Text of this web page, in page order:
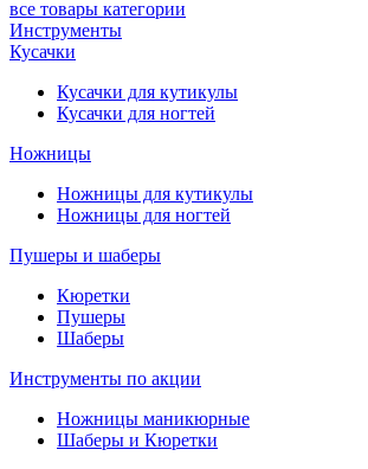
все товары категории
Инструменты
Кусачки
Кусачки для кутикулы
Кусачки для ногтей
Ножницы
Ножницы для кутикулы
Ножницы для ногтей
Пушеры и шаберы
Кюретки
Пушеры
Шаберы
Инструменты по акции
Ножницы маникюрные
Шаберы и Кюретки